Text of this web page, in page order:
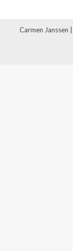
Carmen Janssen